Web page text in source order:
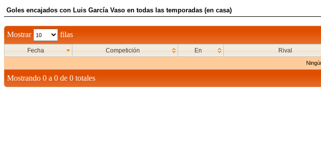
Goles encajados con Luis Garcí­a Vaso en todas las temporadas (en casa)
Mostrar filas
Fecha Competición En Rival
Mostrando 0 a 0 de 0 totales